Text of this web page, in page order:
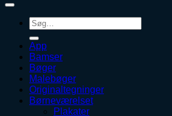
Søg
efter:
App
Bamser
Bøger
Malebøger
Originaltegninger
Børneværelset
Plakater